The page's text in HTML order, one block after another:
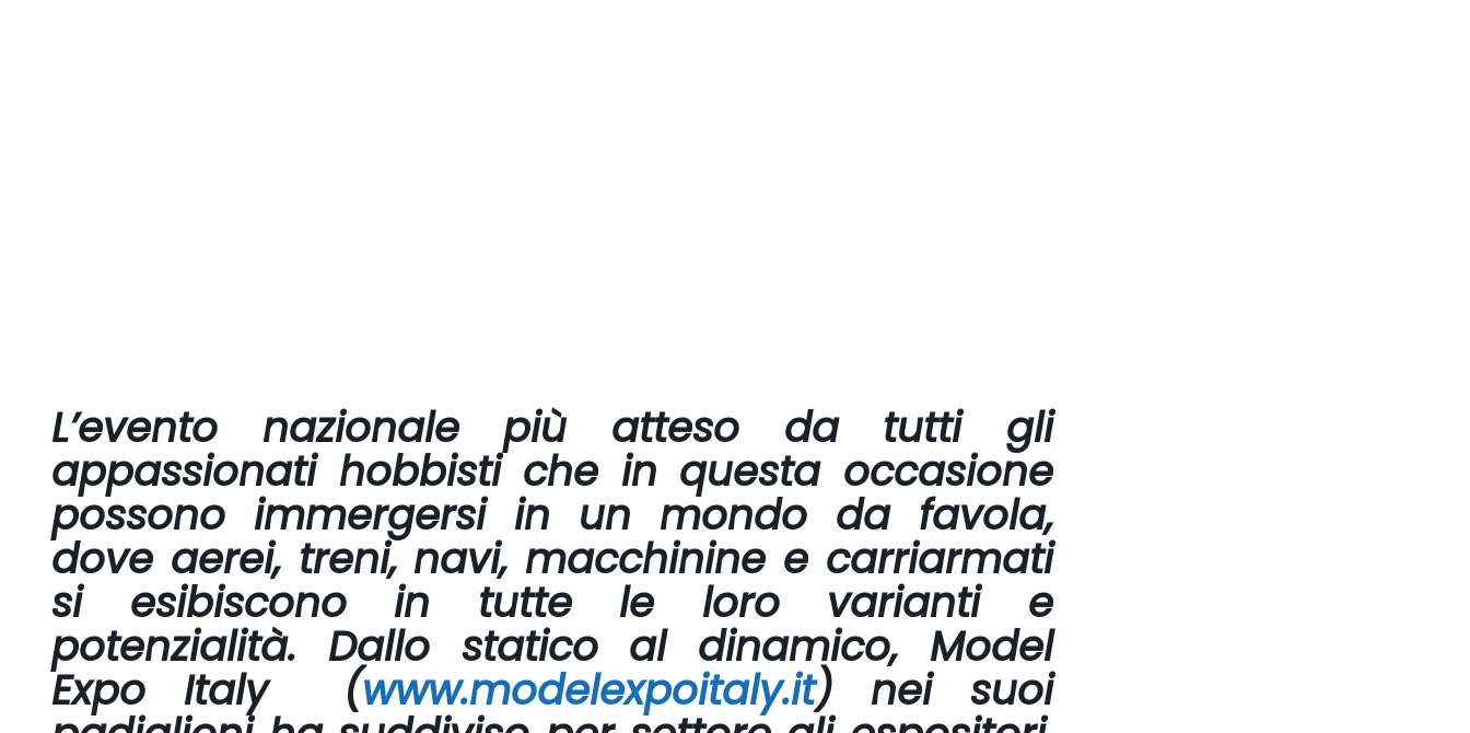
L’evento nazionale più atteso da tutti gli
appassionati hobbisti che in questa occasione
possono immergersi in un mondo da favola,
dove aerei, treni, navi, macchininee carriarmati
si esibiscono in tutte le loro varianti e
potenzialità. Dallo statico al dinamico, Model
Expo Italy (www.modelexpoitaly.it) nei suoi